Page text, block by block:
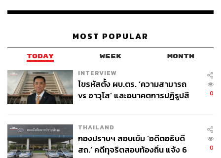
MOST POPULAR
TODAY WEEK MONTH
INTERVIEW
ไขรหัสตั้ง ผบ.ตร. ‘ความสามารถ
vs อาวุโส’ และอนาคตการปฏิรูปสี
0
THAILAND
กองปราบฯ สอบเข้ม ‘อดีตอธิบดี
สถ.’ คดีทุจริตสอบท้องถิ่น แจ้ง 6
0